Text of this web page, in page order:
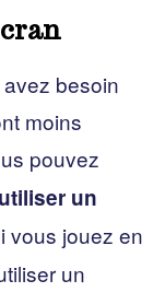
besoin
moins
pouvez
utiliser un
vous jouez en
un